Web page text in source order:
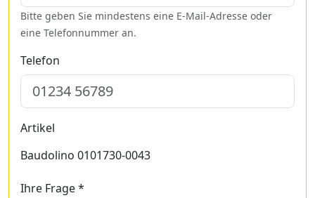
Bitte geben Sie mindestens eine E-Mail-Adresse oder
eine Telefonnummer an.
Telefon
Artikel
Baudolino 0101730-0043
Ihre Frage *